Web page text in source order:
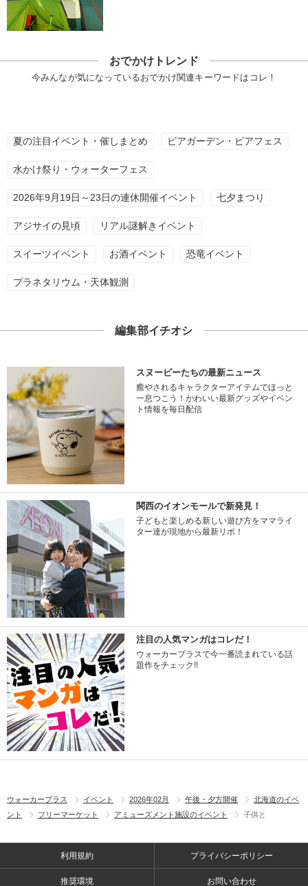
おでかけトレンド
今みんなが気になっているおでかけ関連キーワードはコレ！
夏の注目イベント・催しまとめ ビアガーデン・ビアフェス
水かけ祭り・ウォーターフェス
2026年9月19日～23日の連休開催イベント 七夕まつり
アジサイの見頃 リアル謎解きイベント
スイーツイベント お酒イベント 恐竜イベント
プラネタリウム・天体観測
編集部イチオシ
スヌーピーたちの最新ニュース
癒やされるキャラクターアイテムでほっと
一息つこう！かわいい最新グッズやイベン
ト情報を毎日配信
関西のイオンモールで新発見！
子どもと楽しめる新しい遊び方をママライ
ター達が現地から最新リポ！
注目の人気マンガはコレだ！
ウォーカープラスで今一番読まれている話
題作をチェック!!
ウォーカープラス イベント 2026年02月 午後・夕方開催
北海道のイベ
ント
フリーマーケット アミューズメント施設のイベント 子供と
利用規約 プライバシーポリシー
推奨環境 お問い合わせ